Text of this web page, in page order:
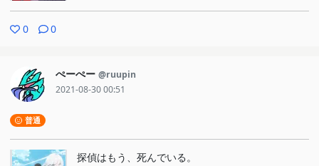
0 0
ぺーぺー @ruupin
2021-08-30 00:51
普通
探偵はもう、死んでいる。